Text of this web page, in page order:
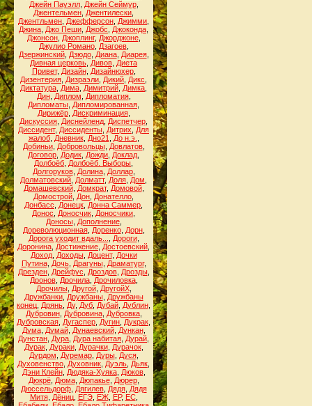
Джейн Пауэлл, Джейн Сеймур,
Джентельмен Джентилески
Джентльмен Джефферсон Джимми
Джина Джо Пеши Джобс Джоконда
Джонсон, Джоплинг, Джорджоне,
Джулио Романо, Дзагоев,
Дзержинский, Дзюдо, Диана, Диарея,
Дивная церковь Дивов Диета
Привет, Дизайн, Дизайнюхер,
Дизентерия Дизраэли Дикий Дикс
Диктатура Дима Димитрий Димка
Дин, Диплом Дипломатия,
Дипломаты Дипломированная
Дирижёр, Дискриминация,
Дискуссия Диснейленд Диспетчер
Диссидент, Диссиденты Дитрих
Для
жалоб, Дневник, Дно21 До н.э.
Добиньи, Добровольцы, Довлатов,
Договор Додик Дожди Доклад
Долбоёб Долбоёб. Выборы
Долгоруков, Долина, Доллар,
Долматовский Долматт, Доля Дом
Домашевский, Домкрат, Домовой,
Домострой Дон Донателло
Донбасс
Донецк Донна Саммер
Донос
Доносчик Доносчики
Доносы, Дополнение,
Дореволюционная, Доренко, Дорн,
Дорога уходит вдаль...
Дороги,
Доронина Достижение Достоевский
Доход, Доходы, Доцент, Дочки
Путина, Дочь, Драгуны, Драматург,
Дрезден, Дрейфус Дроздов, Дрозды,
Дронов, Дрочила, Дрочиловка,
Дрочилы, Другой, ДругойХ,
Дружбанки, Дружбаны, Дружбаны
конец Дрянь Ду, Дуб Дубай Дублин
Дубровин, Дубровина, Дубровка,
Дубровская Дугаспер Дугин Дукрак
Дума, Думай, Дунаевский, Дункан,
Дунстан Дура Дура набитая Дурай
Дурак, Дураки, Дурачки, Дурачок,
Дурдом
Дуремар, Дуры, Дуся,
Духовенство Духовник Дуэль Дьяк
Дэни Клейн, Дюдяка-Хуяка, Дюков,
Дюкрё, Дюма, Дюпакье, Дюрер,
Дюссельдорф, Дягилев, Дядя, Дядя
Митя, Дёниц, ЕГЭ, ЕЖ, ЕР, ЕС,